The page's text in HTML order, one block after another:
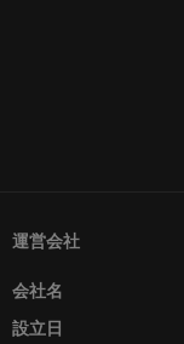
運営会社
会社名
設立日